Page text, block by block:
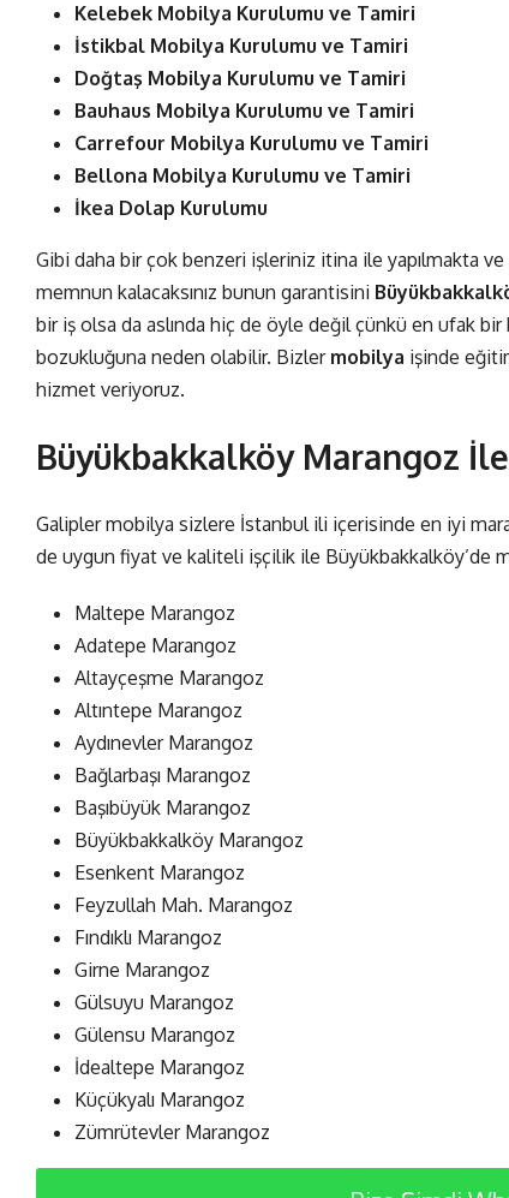
Kelebek Mobilya Kurulumu ve Tamiri
İstikbal Mobilya Kurulumu ve Tamiri
Doğtaş Mobilya Kurulumu ve Tamiri
Bauhaus Mobilya Kurulumu ve Tamiri
Carrefour Mobilya Kurulumu ve Tamiri
Bellona Mobilya Kurulumu ve Tamiri
İkea Dolap Kurulumu
Gibi daha bir çok benzeri işleriniz itina ile yapılmakta
memnun kalacaksınız bunun garantisini
bir iş olsa da aslında hiç de öyle değil çünkü en ufak
bozukluğuna neden olabilir. Bizler mobilya işinde
hizmet veriyoruz.
Büyükbakkalköy Marangoz
Galipler mobilya sizlere İstanbul ili içerisinde en iyi
de uygun fiyat ve kaliteli işçilik ile Büyükbakkalköy’de
Maltepe Marangoz
Adatepe Marangoz
Altayçeşme Marangoz
Altıntepe Marangoz
Aydınevler Marangoz
Bağlarbaşı Marangoz
Başıbüyük Marangoz
Büyükbakkalköy Marangoz
Esenkent Marangoz
Feyzullah Mah. Marangoz
Fındıklı Marangoz
Girne Marangoz
Gülsuyu Marangoz
Gülensu Marangoz
İdealtepe Marangoz
Küçükyalı Marangoz
Zümrütevler Marangoz